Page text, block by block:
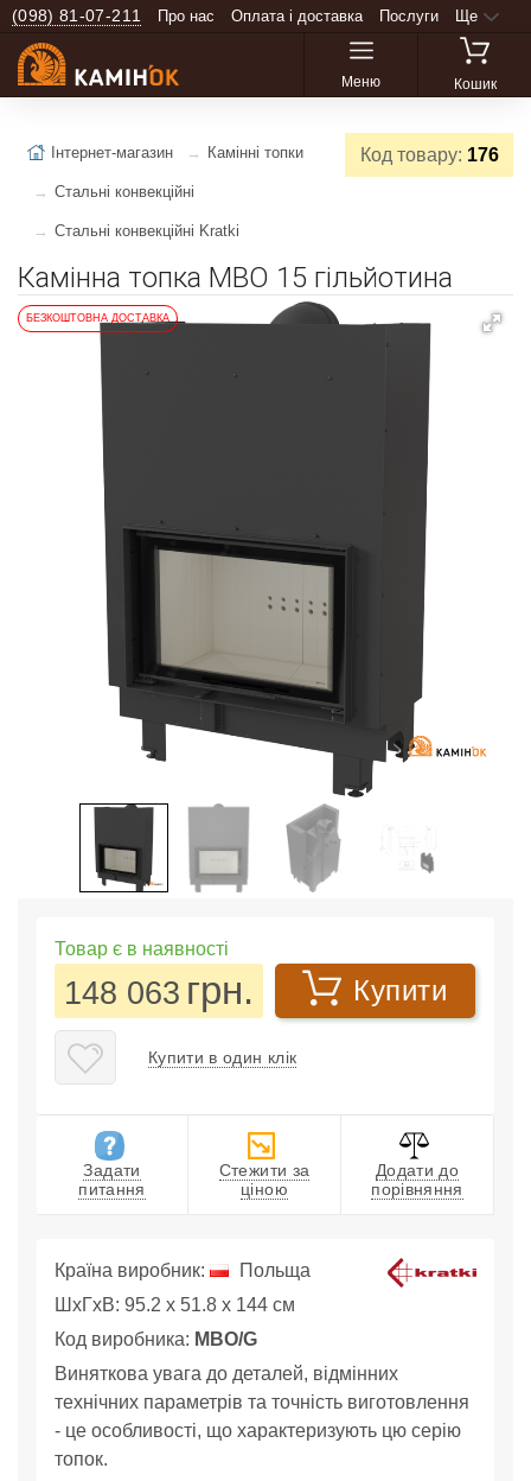
(098) 81-07-211 Про нас Оплата і доставка Послуги Ще
Меню Кошик
Код товару: 176
Інтернет-магазин Камінні топки
Стальні конвекційні
Стальні конвекційні Kratki
Камінна топка MBO 15 гільйотина
БЕЗКОШТОВНА ДОСТАВКА
Товар є в наявності
148 063 грн. Купити
Купити в один клік
Задати
питання
Стежити за
ціною
Додати до
порівняння
Країна виробник:
Польща
ШхГхВ: 95.2 x 51.8 x 144 см
Код виробника: MBO/G
Виняткова увага до деталей, відмінних
технічних параметрів та точність виготовлення
- це особливості, що характеризують цю серію
топок.